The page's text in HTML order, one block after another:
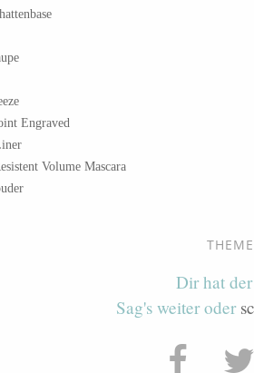
Engraved
Volume Mascara
Dir hat
Sag's weiter oder